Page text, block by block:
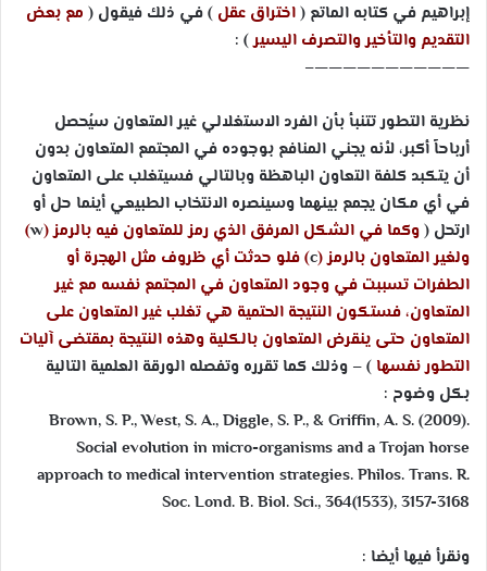
إبراهيم في كتابه الماتع (اختراق عقل ) في ذلك فيقول ( مع بعض
التقديم والتأخير والتصرف اليسير) :
———————————–
نظرية التطور تتنبأ بأن الفرد الاستغلالي غير المتعاون سيُحصل
أرباحاً أكبر، لأنه يجني المنافع بوجوده في المجتمع المتعاون بدون
أن يتكبد كلفة التعاون الباهظة وبالتالي فسيتغلب على المتعاون
في أي مكان يجمع بينهما وسينصره الانتخاب الطبيعي أينما حل أو
ارتحل (وكما في الشكل المرفق الذي رمز للمتعاون فيه بالرمز (w
)
ولغير المتعاون بالرمز (c) فلو حدثت أي ظروف مثل الهجرة أو
الطفرات تسببت في وجود المتعاون في المجتمع نفسه مع غير
المتعاون، فستكون النتيجة الحتمية هي تغلب غير المتعاون على
المتعاون حتى ينقرض المتعاون بالكلية وهذه النتيجة بمقتضى آليات
التطور نفسها ) – وذلك كما تقرره وتفصله الورقة العلمية التالية
بكل وضوح :
Brown, S. P., West, S. A., Diggle, S. P., & Griffin, A. S. (2009).
Social evolution in micro-organisms and a Trojan horse
approach to medical intervention strategies. Philos. Trans. R.
Soc. Lond. B. Biol. Sci., 364(1533), 3157-3168
ونقرأ فيها أيضا :